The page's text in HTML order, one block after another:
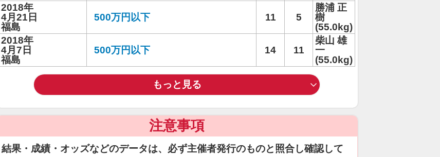
2018年
4月21日
福島
500万円以下 11 5
勝浦 正
樹
(55.0kg)
2018年
4月7日
福島
500万円以下 14 11
柴山 雄
一
(55.0kg)
もっと見る
注意事項
結果・成績・オッズなどのデータは、必ず主催者発行のものと照合し確認して